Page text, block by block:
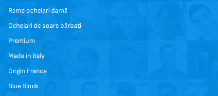
Rame ochelari damă
Ochelari de soare bărbați
Premium
Made in italy
Origin France
Blue Block